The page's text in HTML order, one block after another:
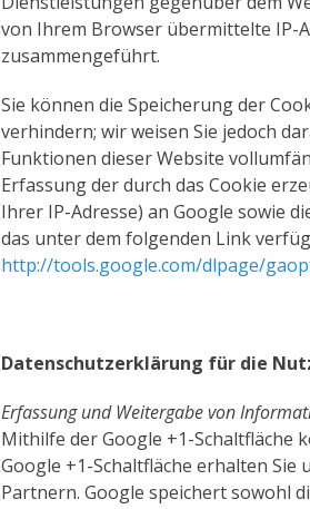
von Ihrem Browser übermittelte IP-
zusammengeführt.
Sie können die Speicherung der
verhindern; wir weisen Sie jedoch
Funktionen dieser Website
Erfassung der durch das Cookie
Ihrer IP-Adresse) an Google sowie
das unter dem folgenden Link
http://tools.google.com/dlpage/
Datenschutzerklärung für die
Erfassung und Weitergabe von
Mithilfe der Google +1-Schaltfläche
Google +1-Schaltfläche erhalten
Partnern. Google speichert sowohl